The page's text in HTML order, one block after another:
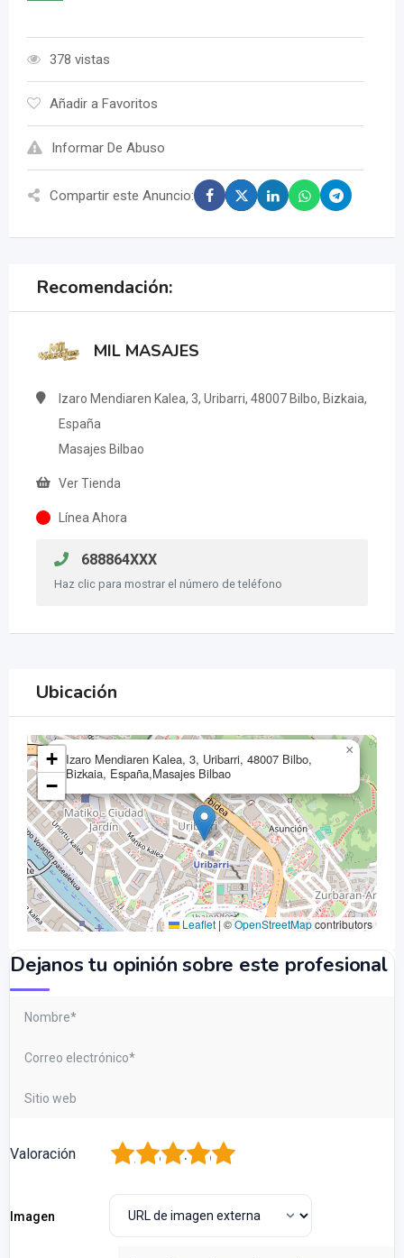
378 vistas
Añadir a Favoritos
Informar De Abuso
Compartir este Anuncio:
Recomendación:
MIL MASAJES
Izaro Mendiaren Kalea, 3, Uribarri, 48007 Bilbo, Bizkaia,
España
Masajes Bilbao
Ver Tienda
Línea Ahora
688864XXX
Haz clic para mostrar el número de teléfono
Ubicación
Izaro Mendiaren Kalea, 3, Uribarri, 48007 Bilbo,
Bizkaia, España,Masajes Bilbao
×
+
−
Leaflet |©OpenStreetMapcontributors
Dejanos tu opinión sobre este profesional
Valoración 5
4
3
2
Imagen